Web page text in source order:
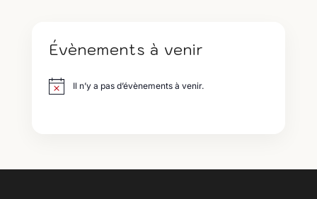
Évènements à venir
Il n’y a pas d’évènements à venir.